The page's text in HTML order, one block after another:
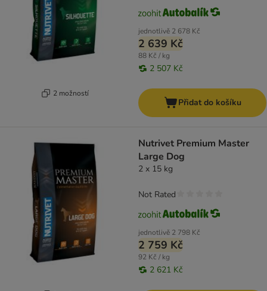
2 možností
jednotlivě 2 678 Kč
2 639 Kč
88 Kč / kg
2 507 Kč
Přidat do košíku
Nutrivet Premium Master
Large Dog
2 x 15 kg
jednotlivě 2 798 Kč
2 759 Kč
92 Kč / kg
2 621 Kč
Not Rated